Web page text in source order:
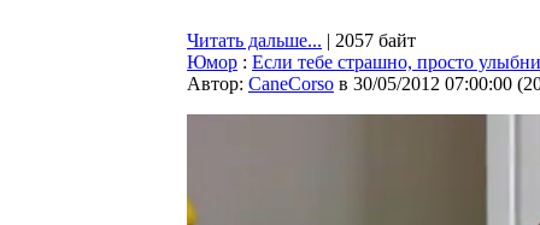
Читать дальше... | 2057 байт
Юмор : Если тебе страшно, просто
Автор: CaneCorso в 30/05/2012 07:00:00 (